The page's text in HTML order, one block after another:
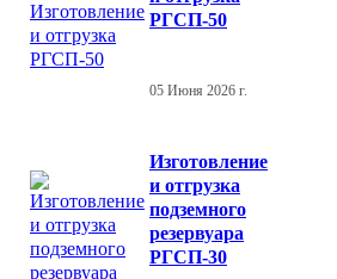
РГСП-50
05 Июня 2026 г.
Изготовление
и отгрузка
подземного
резервуара
РГСП-30